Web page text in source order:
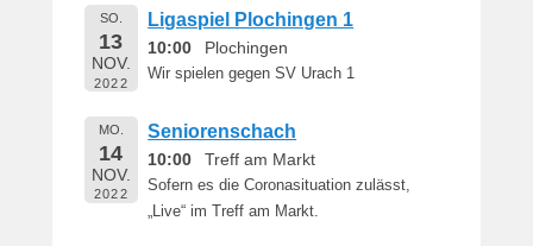
SO.
13
NOV.
2022
Ligaspiel Plochingen 1
10:00 Plochingen
Wir spielen gegen SV Urach 1
MO.
14
NOV.
2022
Seniorenschach
10:00 Treff am Markt
Sofern es die Coronasituation zulässt,
„Live“ im Treff am Markt.